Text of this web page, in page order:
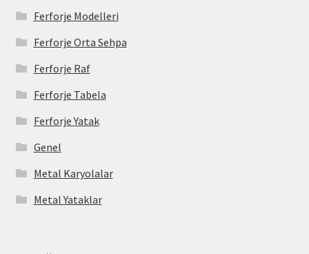
Ferforje Modelleri
Ferforje Orta Sehpa
Ferforje Raf
Ferforje Tabela
Ferforje Yatak
Genel
Metal Karyolalar
Metal Yataklar